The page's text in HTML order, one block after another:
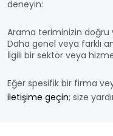
deneyin:
Arama teriminizin doğru
Daha genel veya farklı
İlgili bir sektör veya
Eğer spesifik bir firma
iletişime geçin; size